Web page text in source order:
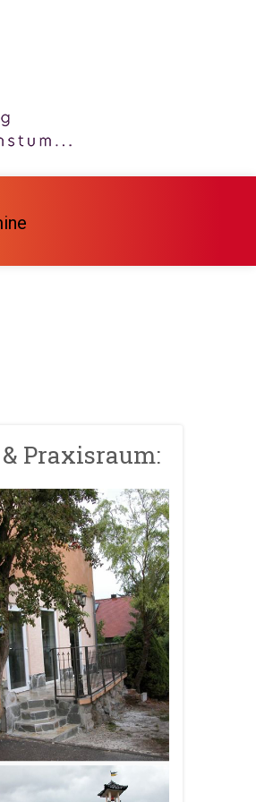
Praxisraum: